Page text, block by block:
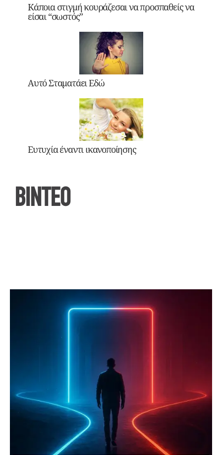
Κάποια στιγμή κουράζεσαι να προσπαθείς να
είσαι “σωστός”
Αυτό Σταματάει Εδώ
Ευτυχία έναντι ικανοποίησης
ΒΙΝΤΕΟ